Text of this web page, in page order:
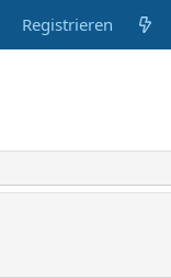
Registrieren